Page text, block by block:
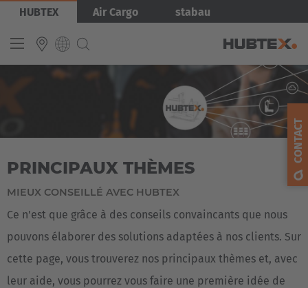
Aller
contenu
HUBTEX Air Cargo stabau
Español
Français
Image
PRINCIPAUX THÈMES
MIEUX CONSEILLÉ AVEC HUBTEX
Ce n'est que grâce à des conseils convaincants que nous
pouvons élaborer des solutions adaptées à nos clients. Sur
cette page, vous trouverez nos principaux thèmes et, avec
leur aide, vous pourrez vous faire une première idée de
CONTACT